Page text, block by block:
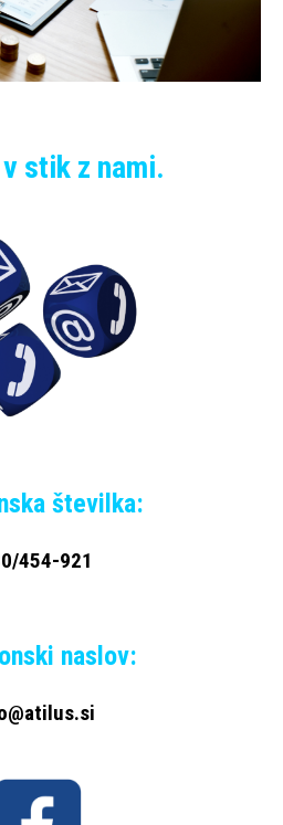
stik z nami.
številka:
454-921
naslov: